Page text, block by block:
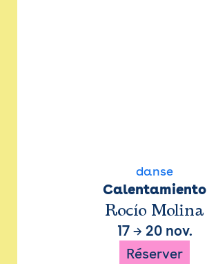
danse
Calentamiento
Rocío Molina
17→ 20 nov.
Réserver